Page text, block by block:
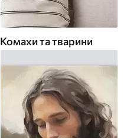
Комахи та тварини